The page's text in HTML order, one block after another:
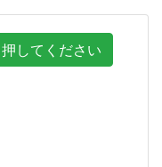
してください